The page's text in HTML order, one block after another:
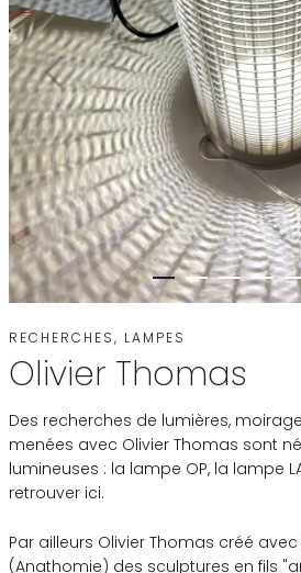
RECHERCHES, LAMPES
Olivier Thomas
Des recherches de lumières,
menées avec Olivier Thomas sont
lumineuses : la lampe OP, la lampe
retrouver ici.
Par ailleurs Olivier Thomas créé
(Anathomie) des sculptures en fils